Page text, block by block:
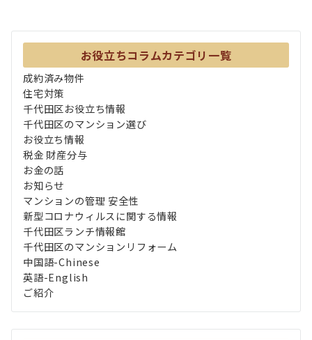
お役立ちコラムカテゴリ一覧
成約済み物件
住宅対策
千代田区お役立ち情報
千代田区のマンション選び
お役立ち情報
税金 財産分与
お金の話
お知らせ
マンションの管理 安全性
新型コロナウィルスに関する情報
千代田区ランチ情報館
千代田区のマンションリフォーム
中国語-Chinese
英語-English
ご紹介